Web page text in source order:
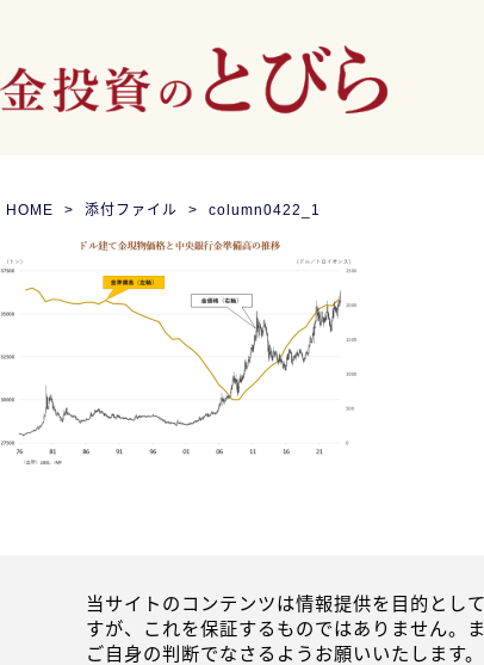
HOME 添付ファイル column0422_1
当サイトのコンテンツは情報提供を目的とし
すが、これを保証するものではありません。
ご自身の判断でなさるようお願いいたします